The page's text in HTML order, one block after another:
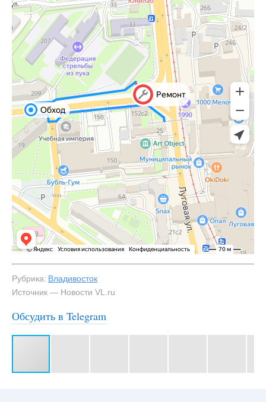
Рубрика: Владивосток
Источник — Новости VL.ru
Обсудить в Telegram